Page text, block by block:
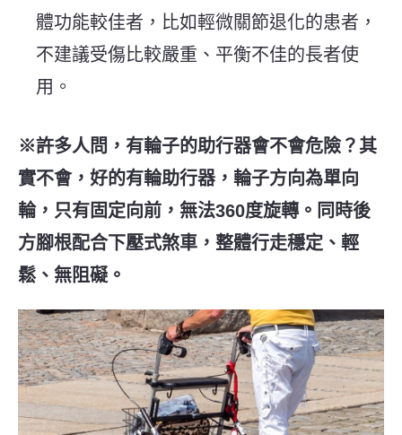
體功能較佳者，比如輕微關節退化的患者，
不建議受傷比較嚴重、平衡不佳的長者使
用。
※許多人問，有輪子的助行器會不會危險？其
實不會，好的有輪助行器，輪子方向為單向
輪，只有固定向前，無法360度旋轉。同時後
方腳根配合下壓式煞車，整體行走穩定、輕
鬆、無阻礙。